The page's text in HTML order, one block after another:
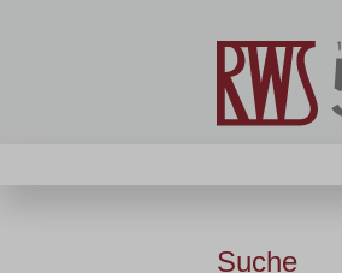
Suche